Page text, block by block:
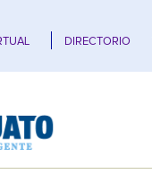
DIRECTORIO